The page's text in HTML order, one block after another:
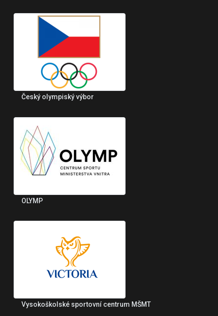
Český olympiský výbor
OLYMP
Vysokoškolské sportovní centrum MŠMT